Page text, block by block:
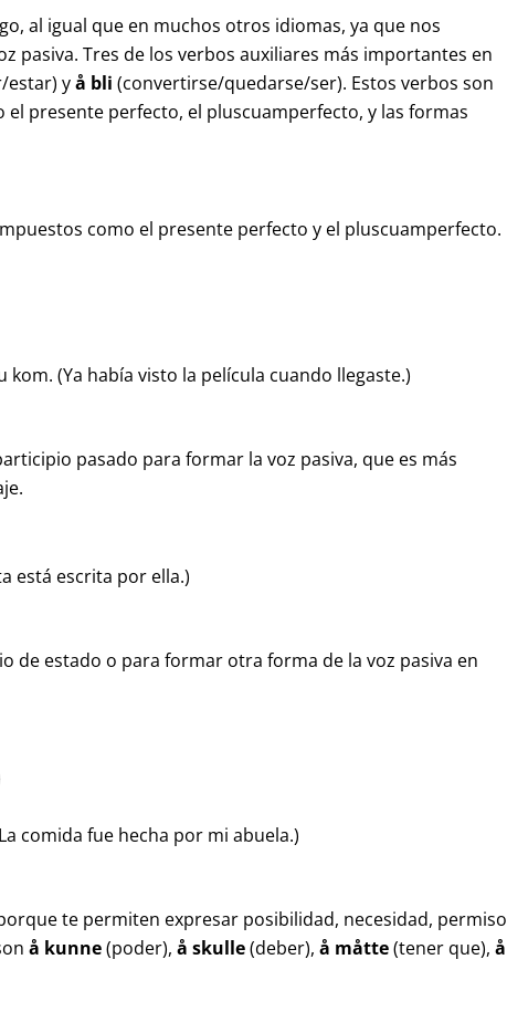
al igual que en muchos otros idiomas, ya que nos
pasiva. Tres de los verbos auxiliares más importantes en
estar) yå bli (convertirse/quedarse/ser). Estos verbos son
presente perfecto, el pluscuamperfecto, y las formas
como el presente perfecto y el pluscuamperfecto.
kom. (Ya había visto la película cuando llegaste.)
pasado para formar la voz pasiva, que es más
está escrita por ella.)
de estado o para formar otra forma de la voz pasiva en
comida fue hecha por mi abuela.)
te permiten expresar posibilidad, necesidad, permiso
å kunne(poder), å skulle(deber), å måtte(tener que), å